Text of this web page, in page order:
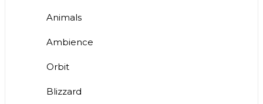
Animals
Ambience
Orbit
Blizzard